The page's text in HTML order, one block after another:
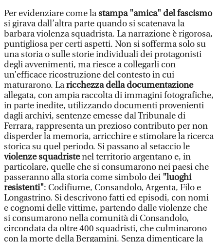
Per evidenziare come lastampa "amica" del fascismo
si girava dall’altra parte quando si scatenava la
barbara violenza squadrista. La narrazione è rigorosa,
puntigliosa per certi aspetti. Non si sofferma solo su
una storia o sulle storie individuali dei protagonisti
degli avvenimenti, ma riesce a collegarli con
un’efficace ricostruzione del contesto in cui
maturarono. Laricchezza della documentazione
allegata, con ampia raccolta di immagini fotografiche,
in parte inedite, utilizzando documenti provenienti
dagli archivi, sentenze emesse dal Tribunale di
Ferrara, rappresenta un prezioso contributo per non
disperder la memoria, arricchire e stimolare la ricerca
storica su quel periodo. Si passano al setaccio le
violenze squadristenel territorio argentano e, in
particolare, quelle che si consumarono nei paesi che
passeranno alla storia come simbolo dei "luoghi
resistenti": Codifiume, Consandolo, Argenta, Filo e
Longastrino. Si descrivono fatti ed episodi, con nomi
e cognomi delle vittime, partendo dalle violenze che
si consumarono nella comunità di Consandolo,
circondata da oltre 400 squadristi, che culminarono
con la morte della Bergamini. Senza dimenticare la